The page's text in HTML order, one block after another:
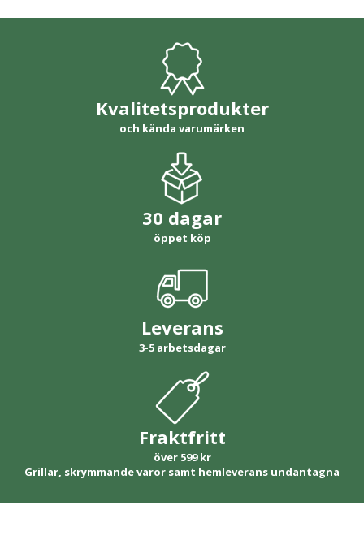
Kvalitetsprodukter
och kända varumärken
30 dagar
öppet köp
Leverans
3-5 arbetsdagar
Fraktfritt
över 599 kr
Grillar, skrymmande varor samt hemleverans undantagna